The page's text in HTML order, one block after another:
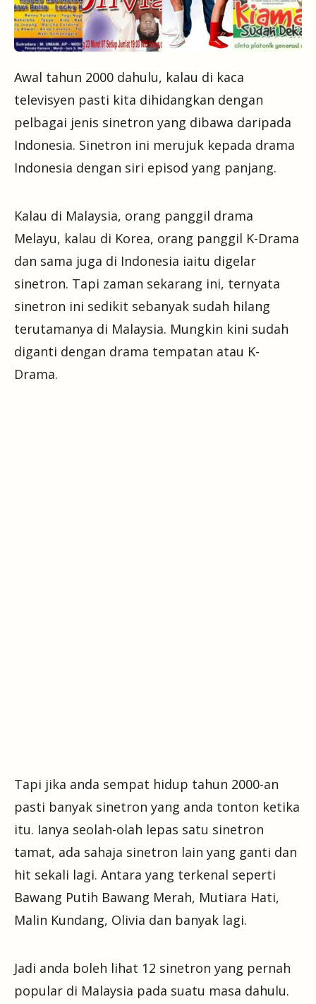
Awal tahun 2000 dahulu, kalau di kaca
televisyen pasti kita dihidangkan dengan
pelbagai jenis sinetron yang dibawa daripada
Indonesia. Sinetron ini merujuk kepada drama
Indonesia dengan siri episod yang panjang.
Kalau di Malaysia, orang panggil drama
Melayu, kalau di Korea, orang panggil K-Drama
dan sama juga di Indonesia iaitu digelar
sinetron. Tapi zaman sekarang ini, ternyata
sinetron ini sedikit sebanyak sudah hilang
terutamanya di Malaysia. Mungkin kini sudah
diganti dengan drama tempatan atau K-
Drama.
Tapi jika anda sempat hidup tahun 2000-an
pasti banyak sinetron yang anda tonton ketika
itu. Ianya seolah-olah lepas satu sinetron
tamat, ada sahaja sinetron lain yang ganti dan
hit sekali lagi. Antara yang terkenal seperti
Bawang Putih Bawang Merah, Mutiara Hati,
Malin Kundang, Olivia dan banyak lagi.
Jadi anda boleh lihat 12 sinetron yang pernah
popular di Malaysia pada suatu masa dahulu.